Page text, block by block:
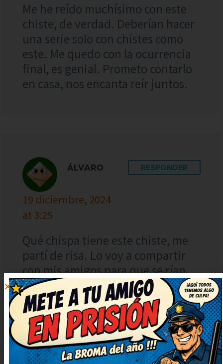
Me he reído muchísimo con este
chiste, de verdad. Deberían hacer
una serie solo con chistes como
este. Me quedo con la ocurrencia
final, es genial. Prometo contarlo
en casa, nos encanta reír juntos.
ÁLVARO
19 diciembre, 2024
at 3:25
RESPONDER
Qué chispa tiene este chiste, me
partí de risa. Lo voy a compartir
con mis amigos para que se rían
también. Lo voy a compartir con
mis amigos para que se rían
también. Ahora mismo lo reenvío
porque merece ser compartido.